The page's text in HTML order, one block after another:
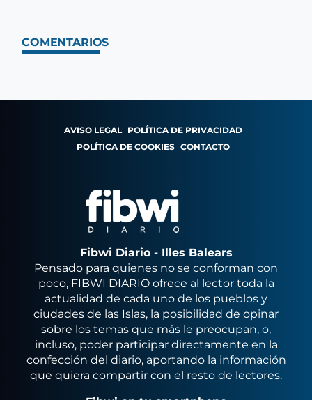
COMENTARIOS
AVISO LEGAL POLÍTICA DE PRIVACIDAD
POLÍTICA DE COOKIES CONTACTO
Fibwi Diario - Illes Balears
Pensado para quienes no se conforman con
poco, FIBWI DIARIO ofrece al lector toda la
actualidad de cada uno de los pueblos y
ciudades de las Islas, la posibilidad de opinar
sobre los temas que más le preocupan, o,
incluso, poder participar directamente en la
confección del diario, aportando la información
que quiera compartir con el resto de lectores.